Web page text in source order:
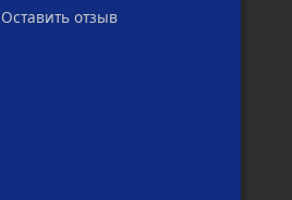
Оставить отзыв